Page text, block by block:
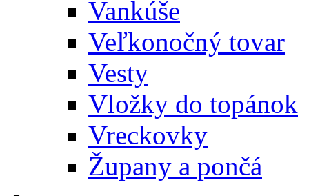
Vankúše
Veľkonočný tovar
Vesty
Vložky do topánok
Vreckovky
Župany a pončá